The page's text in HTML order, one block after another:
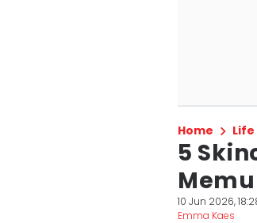
Home Life
5
10 Jun 2026,
Emma Kaes